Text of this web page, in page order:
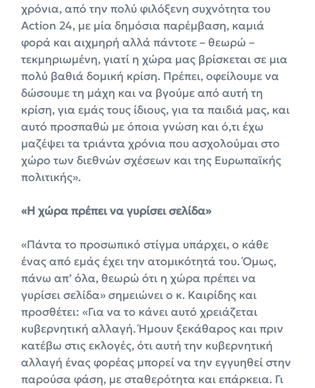
χρόνια, από την πολύ φιλόξενη συχνότητα του
Action 24, με μία δημόσια παρέμβαση, καμιά
φορά και αιχμηρή αλλά πάντοτε – θεωρώ –
τεκμηριωμένη, γιατί η χώρα μας βρίσκεται σε μια
πολύ βαθιά δομική κρίση. Πρέπει, οφείλουμε να
δώσουμε τη μάχη και να βγούμε από αυτή τη
κρίση, για εμάς τους ίδιους, για τα παιδιά μας, και
αυτό προσπαθώ με όποια γνώση και ό,τι έχω
μαζέψει τα τριάντα χρόνια που ασχολούμαι στο
χώρο των διεθνών σχέσεων και της Ευρωπαϊκής
πολιτικής».
«Η χώρα πρέπει να γυρίσει σελίδα»
«Πάντα το προσωπικό στίγμα υπάρχει, ο κάθε
ένας από εμάς έχει την ατομικότητά του. Όμως,
πάνω απ’ όλα, θεωρώ ότι η χώρα πρέπει να
γυρίσει σελίδα» σημειώνει ο κ. Καιρίδης και
προσθέτει: «Για να το κάνει αυτό χρειάζεται
κυβερνητική αλλαγή. Ήμουν ξεκάθαρος και πριν
κατέβω στις εκλογές, ότι αυτή την κυβερνητική
αλλαγή ένας φορέας μπορεί να την εγγυηθεί στην
παρούσα φάση, με σταθερότητα και επάρκεια. Γι